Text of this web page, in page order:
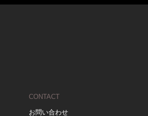
CONTACT
お問い合わせ